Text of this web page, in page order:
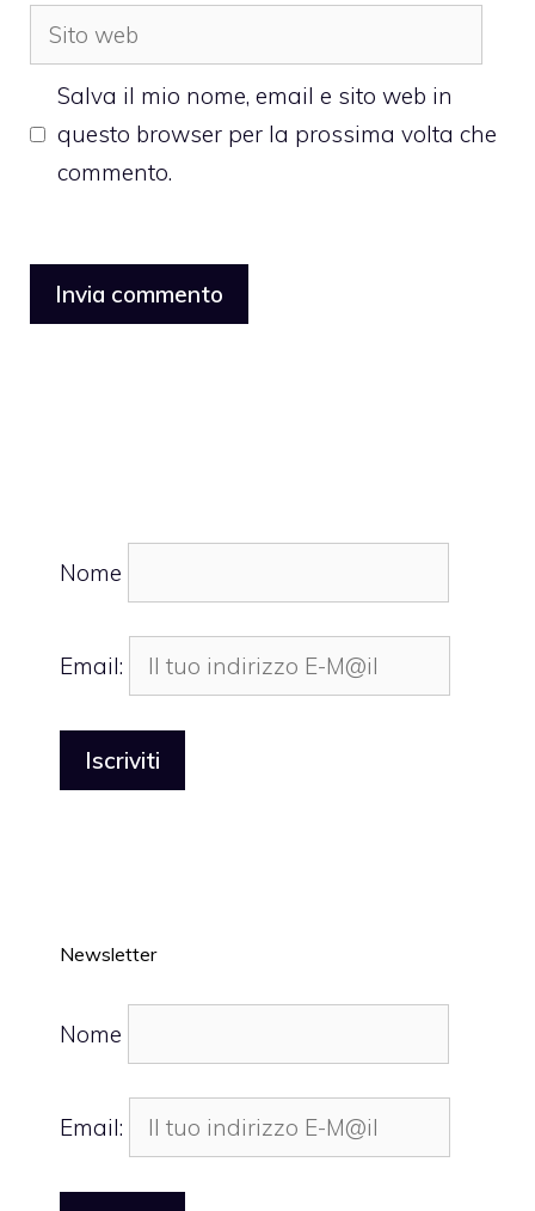
Sito
web
Salva il mio nome, email e sito web in
questo browser per la prossima volta che
commento.
Nome
Email:
Newsletter
Nome
Email: